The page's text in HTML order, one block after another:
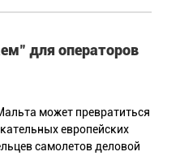
для операторов
может превратиться
европейских
самолетов деловой